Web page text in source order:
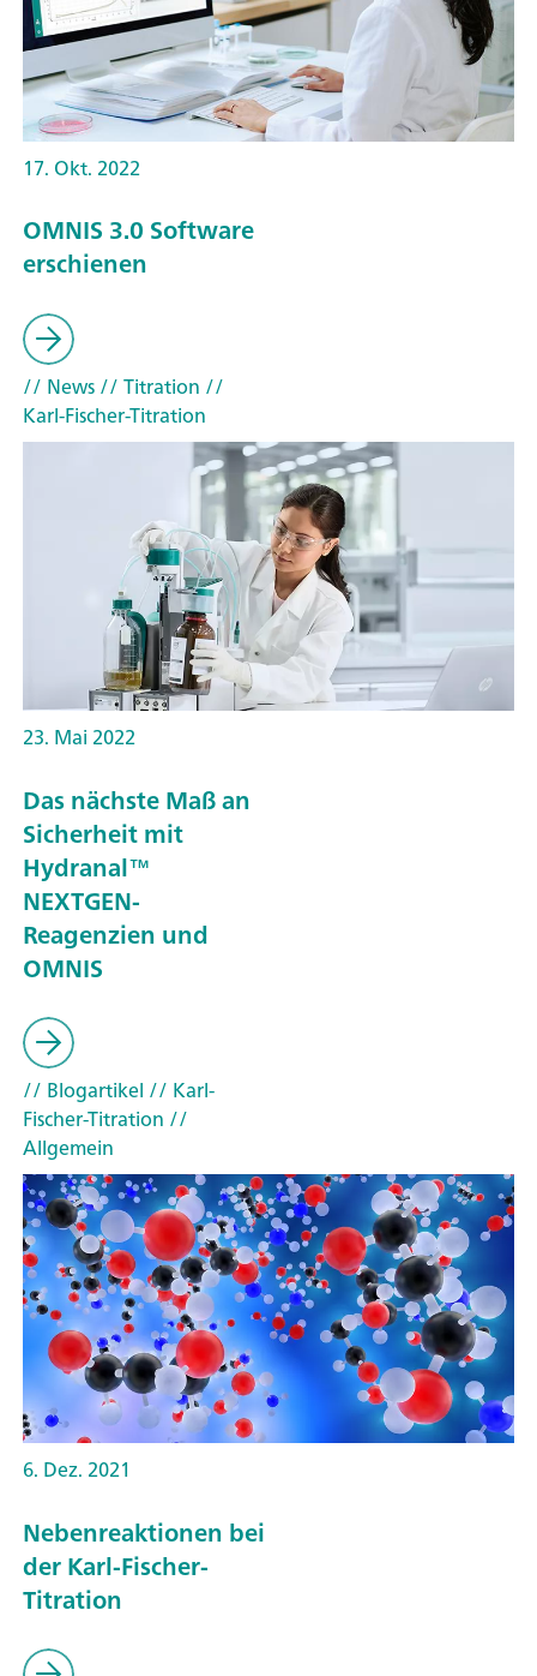
17. Okt. 2022
OMNIS 3.0 Software
erschienen
// News// Titration //
Karl-Fischer-Titration
23. Mai 2022
Das nächste Maß an
Sicherheit mit
Hydranal™
NEXTGEN-
Reagenzien und
OMNIS
// Blogartikel // Karl-
Fischer-Titration //
Allgemein
6. Dez. 2021
Nebenreaktionen bei
der Karl-Fischer-
Titration